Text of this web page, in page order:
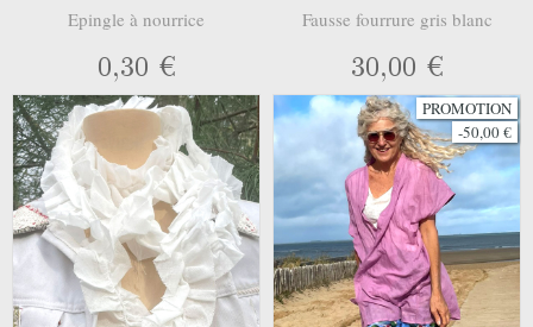
Epingle à nourrice
0,30 €
Fausse fourrure gris blanc
30,00 €
PROMOTION
-50,00 €